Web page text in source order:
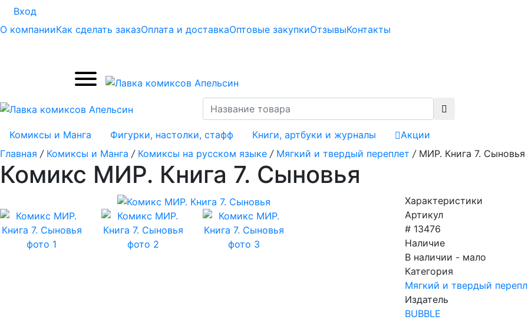
Вход
О компанииКак сделать заказОплата и доставкаОптовые закупкиОтзывыКонтакты
Комиксы и Манга Фигурки, настолки, стафф Книги, артбуки и журналы
Акции
Главная / Комиксы и Манга / Комиксы на русском языке / Мягкий и твердый переплет / МИР. Книга 7. Сыновья
Комикс МИР. Книга 7. Сыновья
Характеристики
Артикул
# 13476
Наличие
В наличии - мало
Категория
Мягкий и твердый
Издатель
BUBBLE